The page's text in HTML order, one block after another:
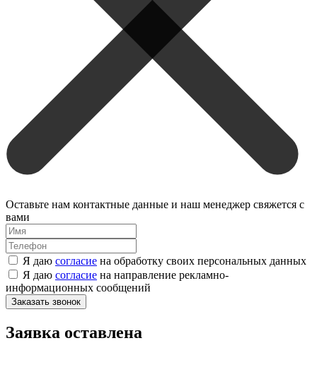
Оставьте нам контактные данные и наш менеджер свяжется с
вами
Я даю согласие на обработку своих персональных данных
Я даю согласие на направление рекламно-
информационных сообщений
Заказать звонок
Заявка оставлена